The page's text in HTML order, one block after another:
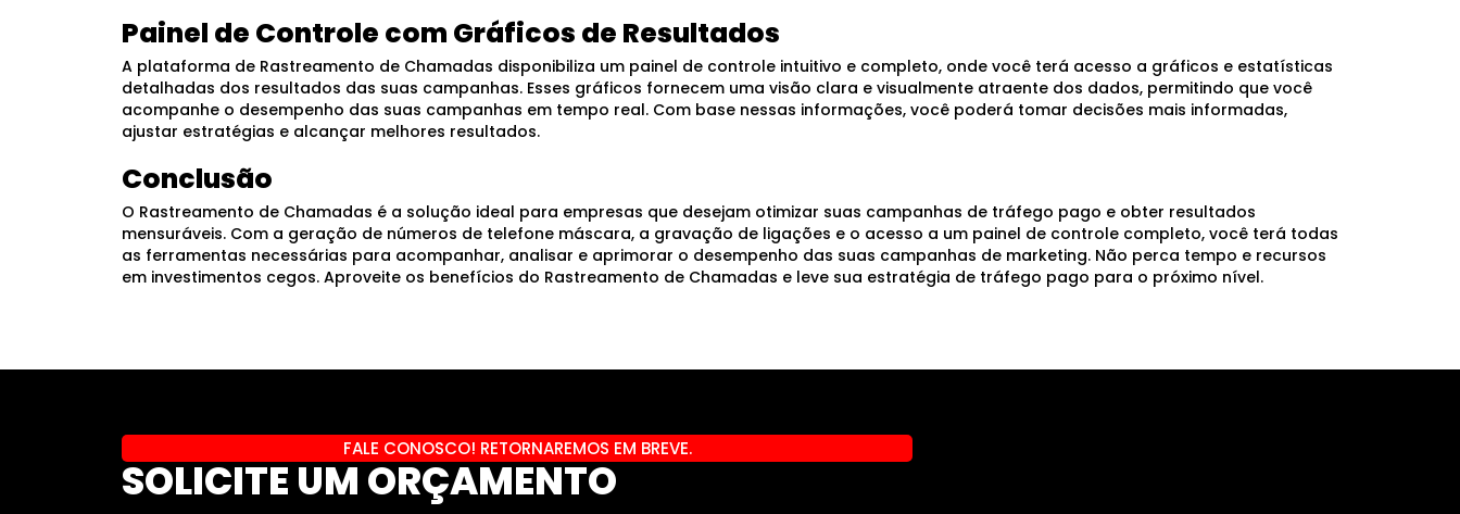
Painel de Controle com Gráficos de Resultados
A plataforma de Rastreamento de Chamadas disponibiliza um painel de controle intuitivo e completo, onde você terá acesso a gráficos e estatísticas
detalhadas dos resultados das suas campanhas. Esses gráficos fornecem uma visão clara e visualmente atraente dos dados, permitindo que você
acompanhe o desempenho das suas campanhas em tempo real. Com base nessas informações, você poderá tomar decisões mais informadas,
ajustar estratégias e alcançar melhores resultados.
Conclusão
O Rastreamento de Chamadas é a solução ideal para empresas que desejam otimizar suas campanhas de tráfego pago e obter resultados
mensuráveis. Com a geração de números de telefone máscara, a gravação de ligações e o acesso a um painel de controle completo, você terá todas
as ferramentas necessárias para acompanhar, analisar e aprimorar o desempenho das suas campanhas de marketing. Não perca tempo e recursos
em investimentos cegos. Aproveite os benefícios do Rastreamento de Chamadas e leve sua estratégia de tráfego pago para o próximo nível.
FALE CONOSCO! RETORNAREMOS EM BREVE.
SOLICITE UM ORÇAMENTO